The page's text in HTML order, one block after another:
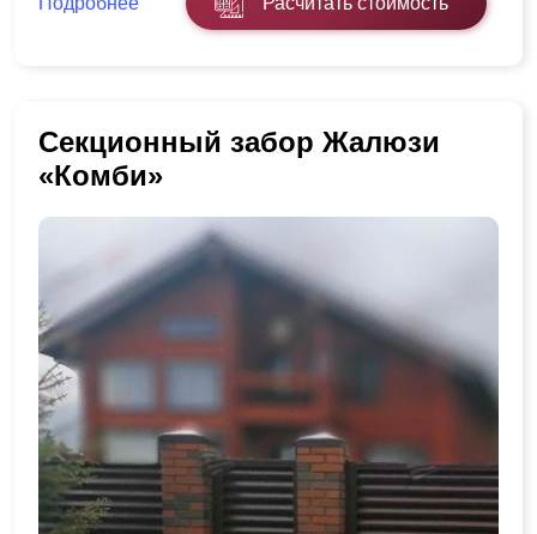
Секционный забор Жалюзи
«Комби»